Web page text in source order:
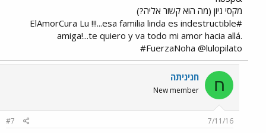
מקסי גיון (מה הוא קשור אליה?)
#ElAmorCura Lu !!!...esa familia linda es indestructible
amiga!...te quiero y va todo mi amor hacia allá.
#FuerzaNoha @lulopilato
ח חניניתה
New member
7/11/16
#7